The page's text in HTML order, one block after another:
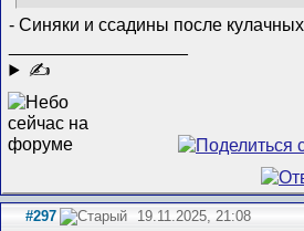
- Синяки и ссадины после
✍
#297 19.11.2025, 21:08